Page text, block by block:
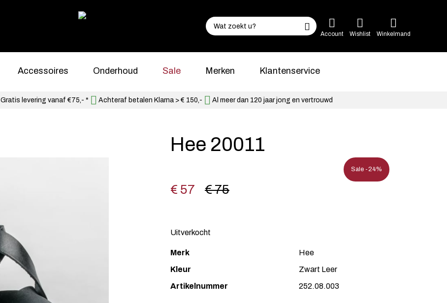
Account Wishlist Winkelmand
Accessoires Onderhoud Sale Merken Klantenservice
Gratis levering vanaf €75,- * Achteraf betalen Klarna > € 150,- Al meer dan 120 jaar jong en vertrouwd
Hee 20011
Sale -24%
€ 75
€ 57
Uitverkocht
Merk
Hee
Kleur
Zwart Leer
Artikelnummer
252.08.003